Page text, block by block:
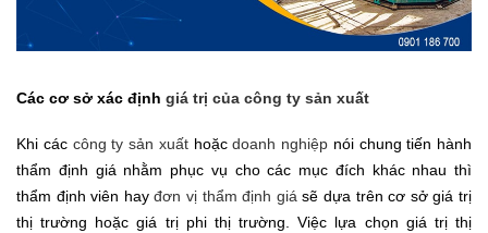
Các cơ sở xác định giá trị của công ty sản xuất
Khi các công ty sản xuấthoặcdoanh nghiệp nói chung tiến hành
thẩm định giá nhằm phục vụ cho các mục đích khác nhau thì
thẩm định viên hayđơn vị thẩm định giásẽ dựa trên cơ sở giá trị
thị trường hoặc giá trị phi thị trường. Việc lựa chọn giá trị thị